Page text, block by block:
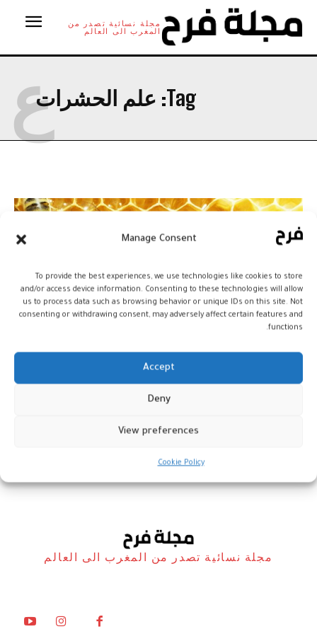
Manage Consent
To provide the best experiences, we use technologies like cookies to store
and/or access device information. Consenting to these technologies will allow
us to process data such as browsing behavior or unique IDs on this site. Not
consenting or withdrawing consent, may adversely affect certain features and
functions.
Accept
Deny
View preferences
Cookie Policy
مجلة نسائية تصدر من
المغرب الى العالم
Tag: علم الحشراتع
دراسة: عاملات النحل هن من يخترن
مجلة نسائية تصدر من المغرب الى العالم